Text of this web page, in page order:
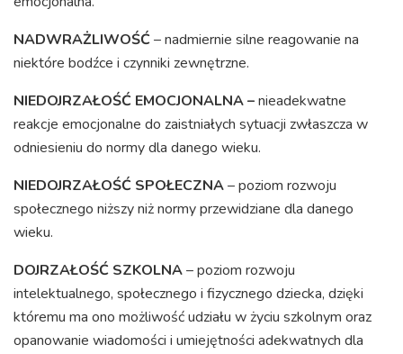
NADWRAŻLIWOŚĆ– nadmiernie silne reagowanie na
niektóre bodźce i czynniki zewnętrzne.
NIEDOJRZAŁOŚĆ EMOCJONALNA –nieadekwatne
reakcje emocjonalne do zaistniałych sytuacji zwłaszcza w
odniesieniu do normy dla danego wieku.
NIEDOJRZAŁOŚĆ SPOŁECZNA– poziom rozwoju
społecznego niższy niż normy przewidziane dla danego
wieku.
DOJRZAŁOŚĆ SZKOLNA– poziom rozwoju
intelektualnego, społecznego i fizycznego dziecka, dzięki
któremu ma ono możliwość udziału w życiu szkolnym oraz
opanowanie wiadomości i umiejętności adekwatnych dla